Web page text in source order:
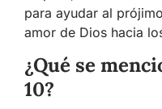
para ayudar al
amor de Dios hacia
¿Qué se
10?